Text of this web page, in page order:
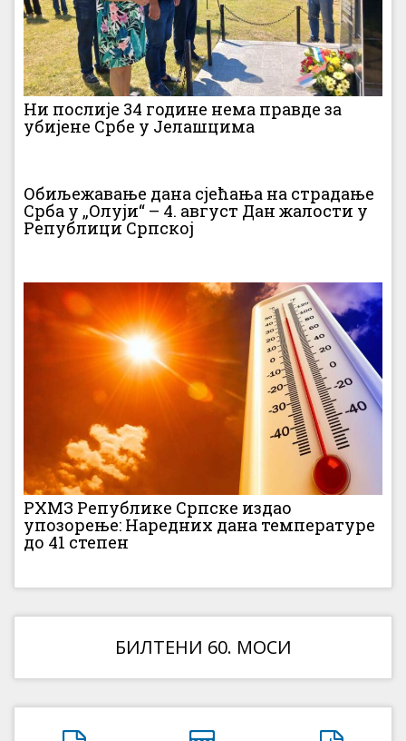
Ни послије 34 године нема правде за
убијене Србе у Јелашцима
Обиљежавање дана сјећања на страдање
Срба у „Олуји“ – 4. август Дан жалости у
Републици Српској
РХМЗ Републике Српске издао
упозорење: Наредних дана температуре
до 41 степен
БИЛТЕНИ 60. МОСИ